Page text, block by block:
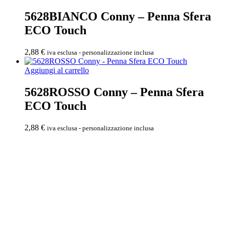
5628BIANCO Conny – Penna Sfera
ECO Touch
2,88 € iva esclusa - personalizzazione inclusa
Aggiungi al carrello
5628ROSSO Conny – Penna Sfera
ECO Touch
2,88 € iva esclusa - personalizzazione inclusa